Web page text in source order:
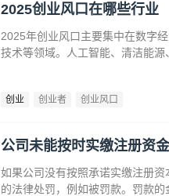
2025创业风口在哪些行业
2025年创业风口主要集中在数字
技术等领域。人工智能、清洁能源
住这些前沿趋势，开拓新兴产业，
创业 创业者 创业风口
公司未能按时实缴注册资
如果公司没有按照承诺实缴注册
的法律处罚，例如被罚款。罚款的